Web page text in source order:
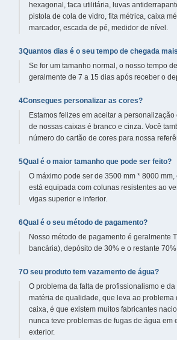
hexagonal, faca utilitária, luvas
pistola de cola de vidro, fita métrica, caixa
marcador, escada de pé, medidor de nível.
3Quantos dias é o seu tempo de chegada
Se for um tamanho normal, o nosso tempo
geralmente de 7 a 15 dias após receber o
4Consegues personalizar as cores?
Estamos felizes em aceitar a personalização
de nossas caixas é branco e cinza. Você
número do cartão de cores para nossa
5Qual é o maior tamanho que pode ser feito?
O máximo pode ser de 3500 mm * 8000
está equipada com colunas resistentes ao
vigas superior e inferior.
6Qual é o seu método de pagamento?
Nosso método de pagamento é geralmente
bancária), depósito de 30% e o restante
7O seu produto tem vazamento de água?
O problema da falta de profissionalismo e
matéria de qualidade, que leva ao problema
caixa, é que existem muitos fabricantes
nunca teve problemas de fugas de água em
exterior.